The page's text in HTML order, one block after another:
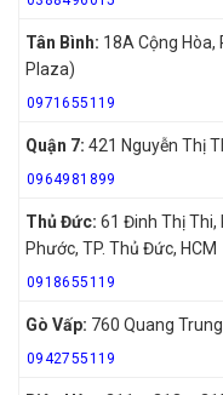
Tân Bình: 18A Cộng Hòa,
Plaza)
0971655119
Quận 7: 421 Nguyễn Thị
0964981899
Thủ Đức: 61 Đinh Thị Thi,
Phước, TP. Thủ Đức, HCM
0918655119
Gò Vấp: 760 Quang
0942755119